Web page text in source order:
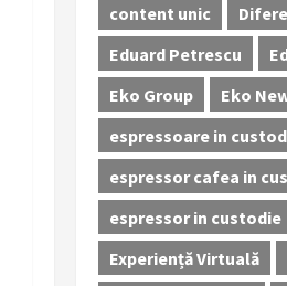
content unic
Eduard Petrescu
Eko Group
Eko
espressoare in
espressor cafea in
espressor in custodie
Experiență Virtuală